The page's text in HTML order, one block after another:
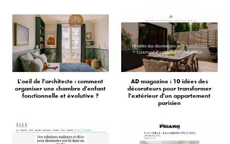
L'oeil de l'architecte : comment
organiser une chambre d'enfant
fonctionnelle et évolutive ?
AD magazine : 10 idées des
décorateurs pour transformer
l'extérieur d'un appartement
parisien